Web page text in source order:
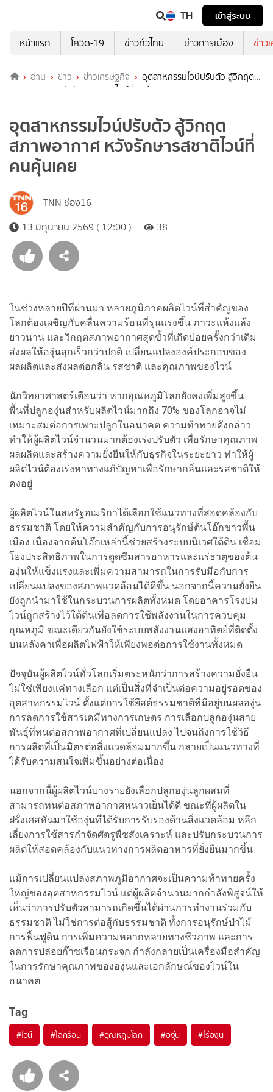
TH
เข้าสู่ระบบ
หน้าแรก
โควิด-19 ข่าวทั่วไทย ข่าวการเมือง ข่าว
อ่าน ข่าว ข่าวเศรษฐกิจ
อุตสาหกรรมไวน์ปรับตัว สู้วิกฤต
สภาพอากาศ หวังรักษารสชาติไวน์ที่คนคุ้นเคย
อุตสาหกรรมไวน์ปรับตัว สู้วิกฤต
สภาพอากาศ หวังรักษารสชาติไวน์ที่
คนคุ้นเคย
TNN ช่อง16
13 มิถุนายน 2569 ( 12:00 )
38
ในช่วงหลายปีที่ผ่านมา หลายภูมิภาคผลิตไวน์ที่สำคัญของ
โลกต้องเผชิญกับคลื่นความร้อนที่รุนแรงขึ้น ภาวะแห้งแล้ง
ยาวนาน และวิกฤตสภาพอากาศสุดขั้วที่เกิดบ่อยครั้งกว่าเดิม
ส่งผลให้องุ่นสุกเร็วกว่าปกติ เปลี่ยนแปลงองค์ประกอบของ
ผลผลิตและส่งผลต่อกลิ่น รสชาติ และคุณภาพของไวน์
นักวิทยาศาสตร์เตือนว่า หากอุณหภูมิโลกยังคงเพิ่มสูงขึ้น
พื้นที่ปลูกองุ่นสำหรับผลิตไวน์มากถึง 70% ของโลกอาจไม่
เหมาะสมต่อการเพาะปลูกในอนาคต ความท้าทายดังกล่าว
ทำให้ผู้ผลิตไวน์จำนวนมากต้องเร่งปรับตัว เพื่อรักษาคุณภาพ
ผลผลิตและสร้างความยั่งยืนให้กับธุรกิจในระยะยาว ทำให้ผู้
ผลิตไวน์ต้องเร่งหาทางแก้ปัญหาเพื่อรักษากลิ่นและรสชาติให้
คงอยู่
ผู้ผลิตไวน์ในสหรัฐอเมริกาได้เลือกใช้แนวทางที่สอดคล้องกับ
ธรรมชาติ โดยให้ความสำคัญกับการอนุรักษ์ต้นโอ๊กขาวพื้น
เมือง เนื่องจากต้นโอ๊กเหล่านี้ช่วยสร้างระบบนิเวศใต้ดิน เชื่อม
โยงประสิทธิภาพในการดูดซึมสารอาหารและแร่ธาตุของต้น
องุ่นให้แข็งแรงและเพิ่มความสามารถในการรับมือกับการ
เปลี่ยนแปลงของสภาพแวดล้อมได้ดีขึ้น นอกจากนี้ความยั่งยืน
ยังถูกนำมาใช้ในกระบวนการผลิตทั้งหมด โดยอาคารโรงบ่ม
ไวน์ถูกสร้างไว้ใต้ดินเพื่อลดการใช้พลังงานในการควบคุม
อุณหภูมิ ขณะเดียวกันยังใช้ระบบพลังงานแสงอาทิตย์ที่ติดตั้ง
บนหลังคาเพื่อผลิตไฟฟ้าให้เพียงพอต่อการใช้งานทั้งหมด
ปัจจุบันผู้ผลิตไวน์ทั่วโลกเริ่มตระหนักว่าการสร้างความยั่งยืน
ไม่ใช่เพียงแค่ทางเลือก แต่เป็นสิ่งที่จำเป็นต่อความอยู่รอดของ
อุตสาหกรรมไวน์ ตั้งแต่การใช้ยีสต์ธรรมชาติที่มีอยู่บนผลองุ่น
การลดการใช้สารเคมีทางการเกษตร การเลือกปลูกองุ่นสาย
พันธุ์ที่ทนต่อสภาพอากาศที่เปลี่ยนแปลง ไปจนถึงการใช้วิธี
การผลิตที่เป็นมิตรต่อสิ่งแวดล้อมมากขึ้น กลายเป็นแนวทางที่
ได้รับความสนใจเพิ่มขึ้นอย่างต่อเนื่อง
นอกจากนี้ผู้ผลิตไวน์บางรายยังเลือกปลูกองุ่นลูกผสมที่
สามารถทนต่อสภาพอากาศหนาวเย็นได้ดี ขณะที่ผู้ผลิตใน
ฝรั่งเศสหันมาใช้องุ่นที่ได้รับการรับรองด้านสิ่งแวดล้อม หลีก
เลี่ยงการใช้สารกำจัดศัตรูพืชสังเคราะห์ และปรับกระบวนการ
ผลิตให้สอดคล้องกับแนวทางการผลิตอาหารที่ยั่งยืนมากขึ้น
แม้การเปลี่ยนแปลงสภาพภูมิอากาศจะเป็นความท้าทายครั้ง
ใหญ่ของอุตสาหกรรมไวน์ แต่ผู้ผลิตจำนวนมากกำลังพิสูจน์ให้
เห็นว่าการปรับตัวสามารถเกิดขึ้นได้ผ่านการทำงานร่วมกับ
ธรรมชาติ ไม่ใช่การต่อสู้กับธรรมชาติ ทั้งการอนุรักษ์ป่าไม้
การฟื้นฟูดิน การเพิ่มความหลากหลายทางชีวภาพ และการ
ลดการปล่อยก๊าซเรือนกระจก กำลังกลายเป็นเครื่องมือสำคัญ
ในการรักษาคุณภาพขององุ่นและเอกลักษณ์ของไวน์ใน
อนาคต
Tag
#ไวน์ #โลกร้อน #อุณหภูมิโลก #องุ่น #ไร่องุ่น